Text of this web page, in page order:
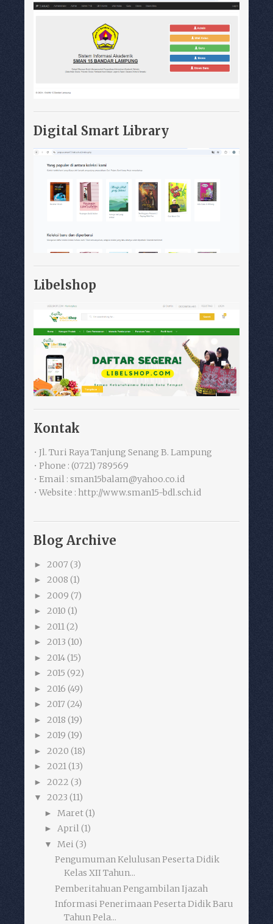
Digital Smart Library
Libelshop
Kontak
• Jl. Turi Raya Tanjung Senang B. Lampung
• Phone : (0721) 789569
• Email : sman15balam@yahoo.co.id
• Website : http://www.sman15-bdl.sch.id
Blog Archive
► 2007 (3)
► 2008 (1)
► 2009 (7)
► 2010 (1)
► 2011 (2)
► 2013 (10)
► 2014(15)
► 2015 (92)
► 2016 (49)
► 2017 (24)
► 2018 (19)
► 2019 (19)
► 2020 (18)
► 2021(13)
► 2022 (3)
▼ 2023 (11)
► Maret(1)
► April(1)
▼ Mei (3)
Pengumuman Kelulusan Peserta Didik
Kelas XII Tahun...
Pemberitahuan Pengambilan Ijazah
Informasi Penerimaan Peserta Didik Baru
Tahun Pela...